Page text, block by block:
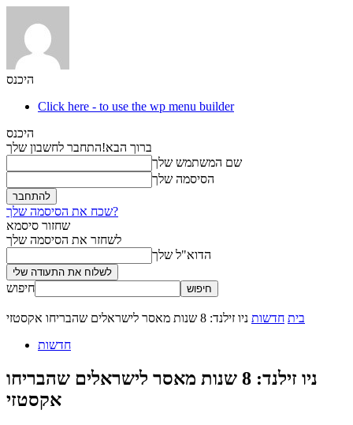
היכנס
Click here - to use the wp menu builder
היכנס
ברוך הבא!התחבר לחשבון שלך
שם המשתמש שלך
הסיסמה שלך
שכח את הסיסמה שלך?
שחזור סיסמא
לשחזר את הסיסמה שלך
הדוא"ל שלך
חיפוש
בית חדשות ניו זילנד: 8 שנות מאסר לישראלים שהבריחו אקסטזי
חדשות
ניו זילנד: 8 שנות מאסר לישראלים שהבריחו
אקסטזי